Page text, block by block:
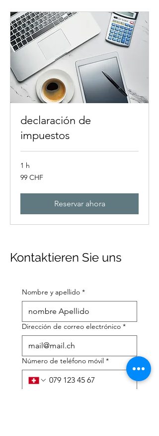
declaración de
impuestos
1 h
99
francos
99 CHF
Reservar ahora
Kontaktieren Sie uns
Nombre y apellido *
Dirección de correo electrónico *
Número de teléfono móvil *